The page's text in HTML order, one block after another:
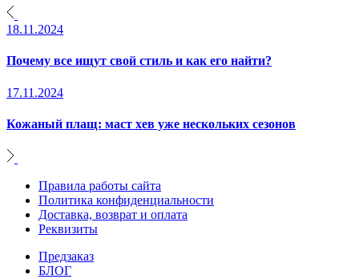
18.11.2024
Почему все ищут свой стиль и как его найти?
17.11.2024
Кожаный плащ: маст хев уже нескольких сезонов
Правила работы сайта
Политика конфиденциальности
Доставка, возврат и оплата
Реквизиты
Предзаказ
БЛОГ